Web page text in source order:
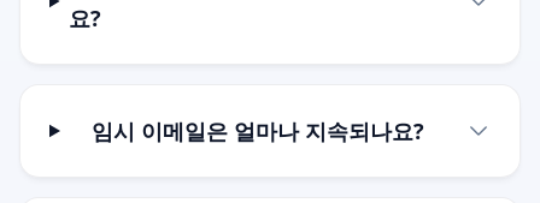
요?
임시 이메일은 얼마나 지속되나요?